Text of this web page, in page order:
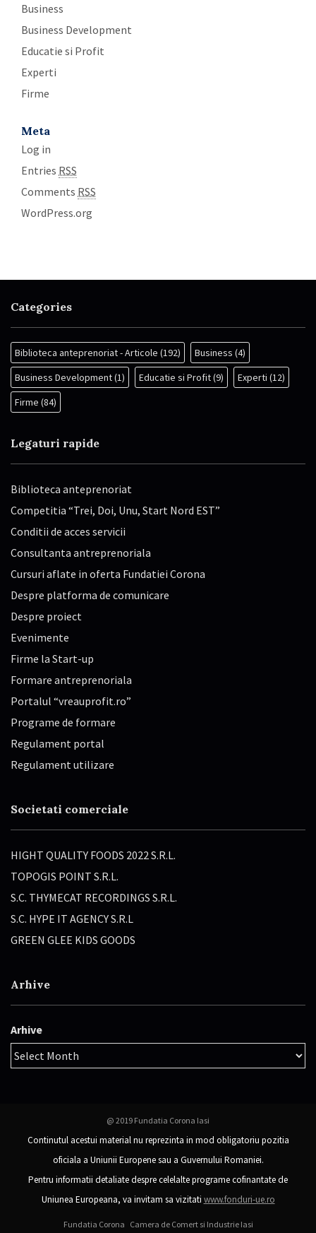
Business
Business Development
Educatie si Profit
Experti
Firme
Meta
Log in
Entries RSS
Comments RSS
WordPress.org
Categories
Biblioteca anteprenoriat - Articole (192) Business (4)
Business Development(1) Educatie si Profit(9) Experti (12)
Firme (84)
Legaturi rapide
Biblioteca anteprenoriat
Competitia “Trei, Doi, Unu, Start Nord EST”
Conditii de acces servicii
Consultanta antreprenoriala
Cursuri aflate in oferta Fundatiei Corona
Despre platforma de comunicare
Despre proiect
Evenimente
Firme la Start-up
Formare antreprenoriala
Portalul “vreauprofit.ro”
Programe de formare
Regulament portal
Regulament utilizare
Societati comerciale
HIGHT QUALITY FOODS 2022 S.R.L.
TOPOGIS POINT S.R.L.
S.C. THYMECAT RECORDINGS S.R.L.
S.C. HYPE IT AGENCY S.R.L
GREEN GLEE KIDS GOODS
Arhive
Arhive
@ 2019 Fundatia Corona Iasi
Continutul acestui material nu reprezinta in mod obligatoriu pozitia
oficiala a Uniunii Europene sau a Guvernului Romaniei.
Pentru informatii detaliate despre celelalte programe cofinantate de
Uniunea Europeana, va invitam sa vizitati www.fonduri-ue.ro
Fundatia Corona Camera de Comert si Industrie Iasi